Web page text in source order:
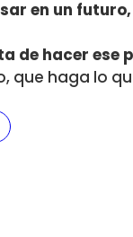
en un
de hacer ese
que haga lo